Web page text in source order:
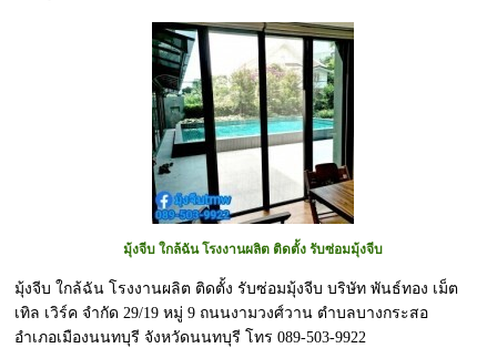
มุ้งจีบ ใกล้ฉัน โรงงานผลิต ติดตั้ง รับซ่อมมุ้งจีบ
มุ้งจีบ ใกล้ฉัน โรงงานผลิต ติดตั้ง รับซ่อมมุ้งจีบ บริษัท พันธ์ทอง เม็ต
เทิล เวิร์ค จำกัด 29/19 หมู่ 9 ถนนงามวงศ์วาน ตำบลบางกระสอ
อำเภอเมืองนนทบุรี จังหวัดนนทบุรี โทร 089-503-9922